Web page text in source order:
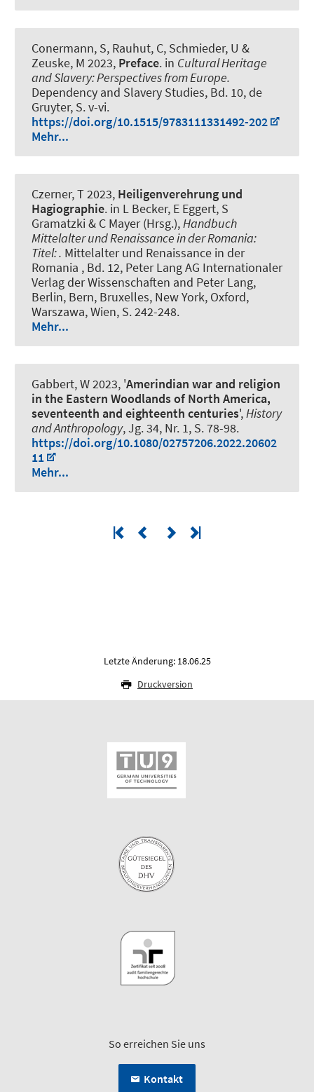
Conermann, S, Rauhut, C, Schmieder, U &
Zeuske, M 2023, Preface. in Cultural Heritage
and Slavery: Perspectives from Europe.
Dependency and Slavery Studies, Bd. 10, de
Gruyter, S. v-vi.
https://doi.org/10.1515/9783111331492-202
Mehr...
Czerner, T2023, Heiligenverehrung und
Hagiographie. in L Becker, E Eggert, S
Gramatzki & C Mayer (Hrsg.),Handbuch
Mittelalter und Renaissance in der Romania:
Titel: . Mittelalter und Renaissance in der
Romania , Bd. 12, Peter Lang AG Internationaler
Verlag der Wissenschaften and Peter Lang,
Berlin, Bern, Bruxelles, New York, Oxford,
Warszawa, Wien, S. 242-248.
Mehr...
Gabbert, W2023, 'Amerindian war and religion
in the Eastern Woodlands of North America,
seventeenth and eighteenth centuries',History
and Anthropology, Jg. 34, Nr. 1, S. 78-98.
https://doi.org/10.1080/02757206.2022.20602
11
Mehr...
Letzte Änderung: 18.06.25
Druckversion
So erreichen Sie uns
Kontakt